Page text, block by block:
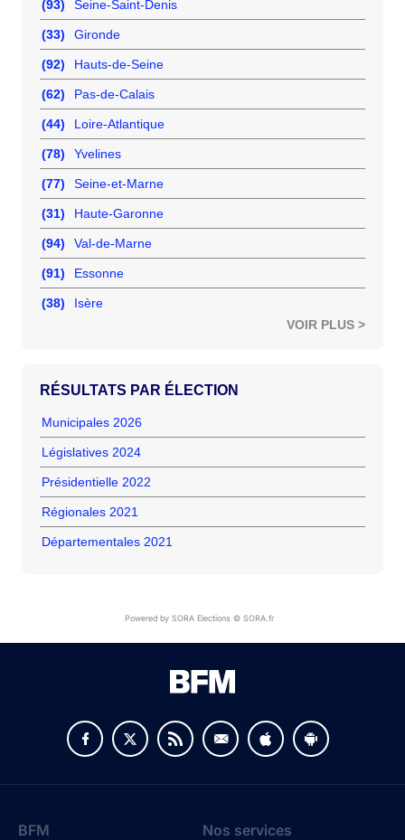
(93) Seine-Saint-Denis
(33) Gironde
(92) Hauts-de-Seine
(62) Pas-de-Calais
(44) Loire-Atlantique
(78) Yvelines
(77) Seine-et-Marne
(31) Haute-Garonne
(94) Val-de-Marne
(91) Essonne
(38)
Isère
VOIR PLUS >
RÉSULTATS PAR ÉLECTION
Municipales 2026
Législatives 2024
Présidentielle 2022
Régionales 2021
Départementales 2021
Powered by SORA Elections © SORA.fr
BFM Nos services